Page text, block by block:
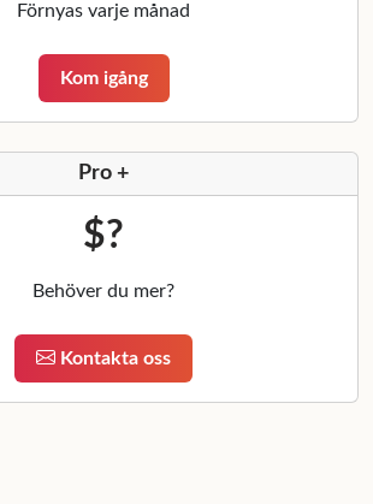
Förnyas varje månad
Kom igång
Pro +
$?
Behöver du mer?
Kontakta oss